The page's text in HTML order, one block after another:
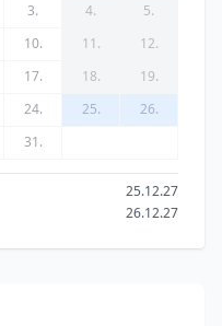
3. 4.
5.
10. 11.
12.
17. 18.
19.
24. 25.
26.
31.
25.12.27
26.12.27